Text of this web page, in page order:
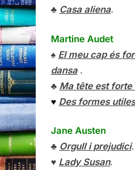
♣ Casa aliena.
Martine Audet
♠ El meu cap és
dansa.
♣ Ma tête est forte
♥ Des formes utiles
Jane Austen
♣ Orgull i prejudici.
♥ Lady Susan.